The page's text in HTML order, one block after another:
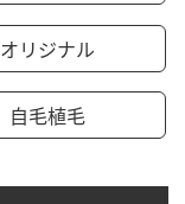
オリジナル
自毛植毛